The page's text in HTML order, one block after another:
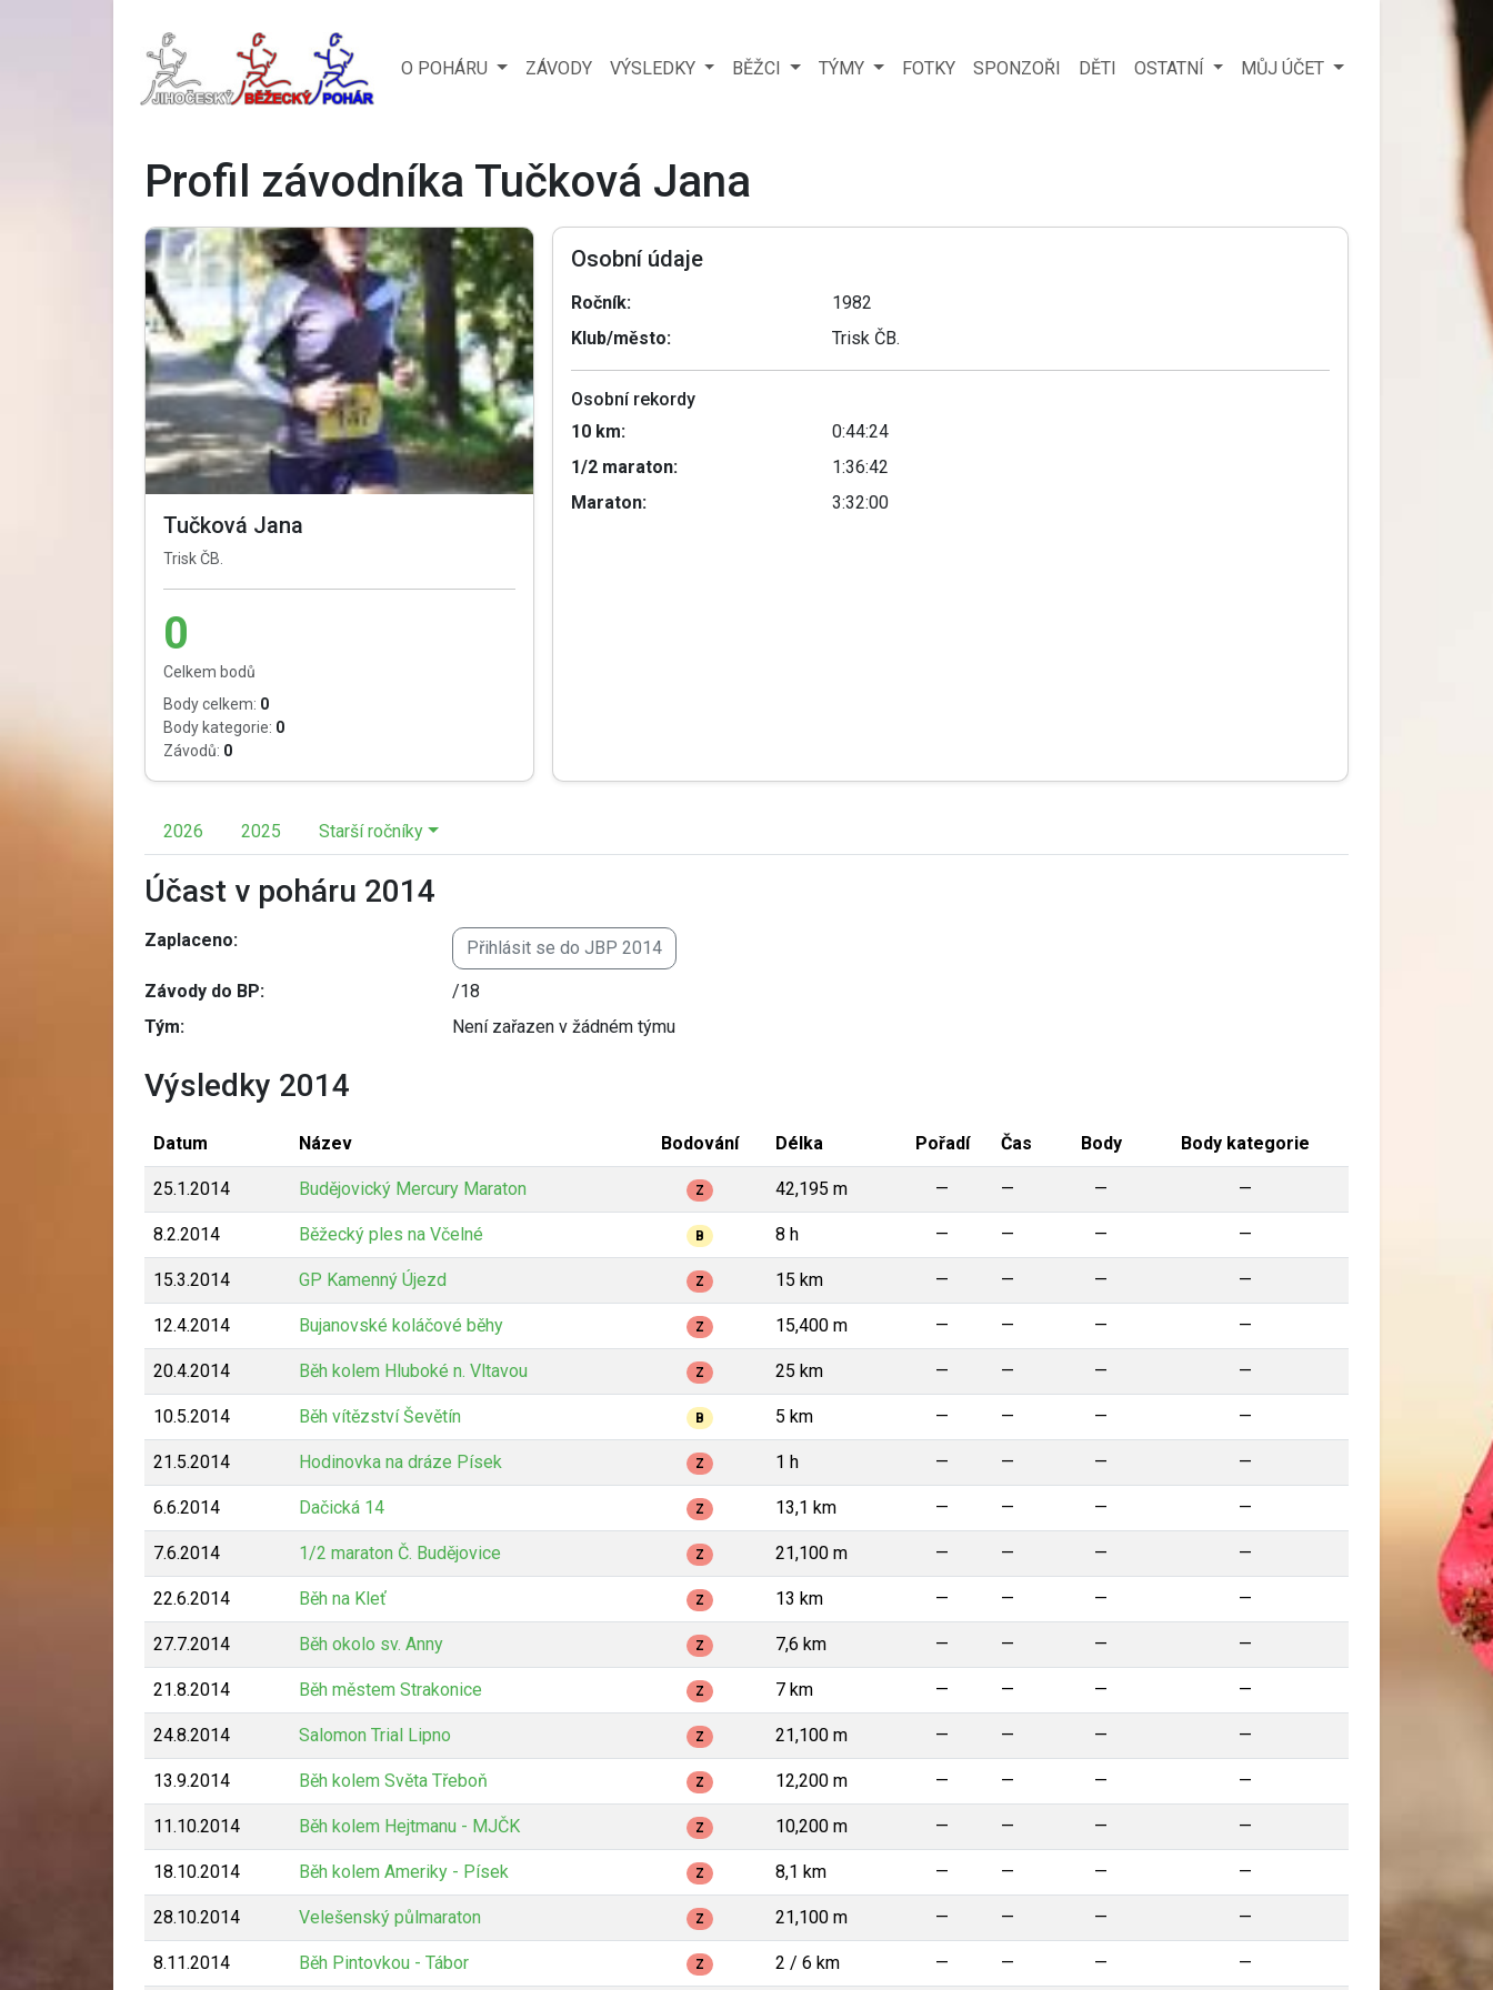
O POHÁRU ZÁVODY VÝSLEDKY BĚŽCI TÝMY FOTKY SPONZOŘI DĚTI OSTATNÍ MŮJ ÚČET
Profil závodníka Tučková Jana
Tučková Jana
Trisk ČB.
0
Celkem bodů
Body celkem: 0
Body kategorie: 0
Závodů: 0
Osobní údaje
Ročník:
1982
Klub/město:
Trisk ČB.
Osobní rekordy
10 km:
0:44:24
1/2 maraton:
1:36:42
Maraton:
3:32:00
2026 2025 Starší ročníky
Účast v poháru 2014
Zaplaceno: Přihlásit se do JBP 2014
Závody do BP:
/18
Tým:
Není zařazen v žádném týmu
Výsledky 2014
Datum Název Bodování Délka Pořadí Čas Body Body kategorie
25.1.2014 Budějovický Mercury Maraton Z 42,195 m — — — —
8.2.2014 Běžecký ples na Včelné B 8 h — — — —
15.3.2014 GP Kamenný Újezd Z 15 km — — — —
12.4.2014 Bujanovské koláčové běhy Z 15,400 m — — — —
20.4.2014 Běh kolem Hluboké n. Vltavou Z 25 km — — — —
10.5.2014 Běh vítězství Ševětín B 5 km — — — —
21.5.2014 Hodinovka na dráze Písek Z 1 h — — — —
6.6.2014 Dačická 14 Z 13,1 km — — — —
7.6.2014 1/2 maraton Č. Budějovice Z 21,100 m — — — —
22.6.2014 Běh na Kleť Z 13 km — — — —
27.7.2014 Běh okolo sv. Anny Z 7,6 km — — — —
21.8.2014 Běh městem Strakonice Z 7 km — — — —
24.8.2014 Salomon Trial Lipno Z 21,100 m — — — —
13.9.2014 Běh kolem Světa Třeboň Z 12,200 m — — — —
11.10.2014 Běh kolem Hejtmanu - MJČK Z 10,200 m — — — —
18.10.2014 Běh kolem Ameriky - Písek Z 8,1 km — — — —
28.10.2014 Velešenský půlmaraton Z 21,100 m — — — —
8.11.2014 Běh Pintovkou - Tábor Z 2 / 6 km — — — —